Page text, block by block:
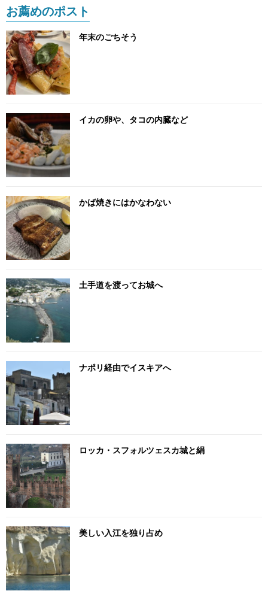
お薦めのポスト
年末のごちそう
イカの卵や、タコの内臓など
かば焼きにはかなわない
土手道を渡ってお城へ
ナポリ経由でイスキアへ
ロッカ・スフォルツェスカ城と絹
美しい入江を独り占め